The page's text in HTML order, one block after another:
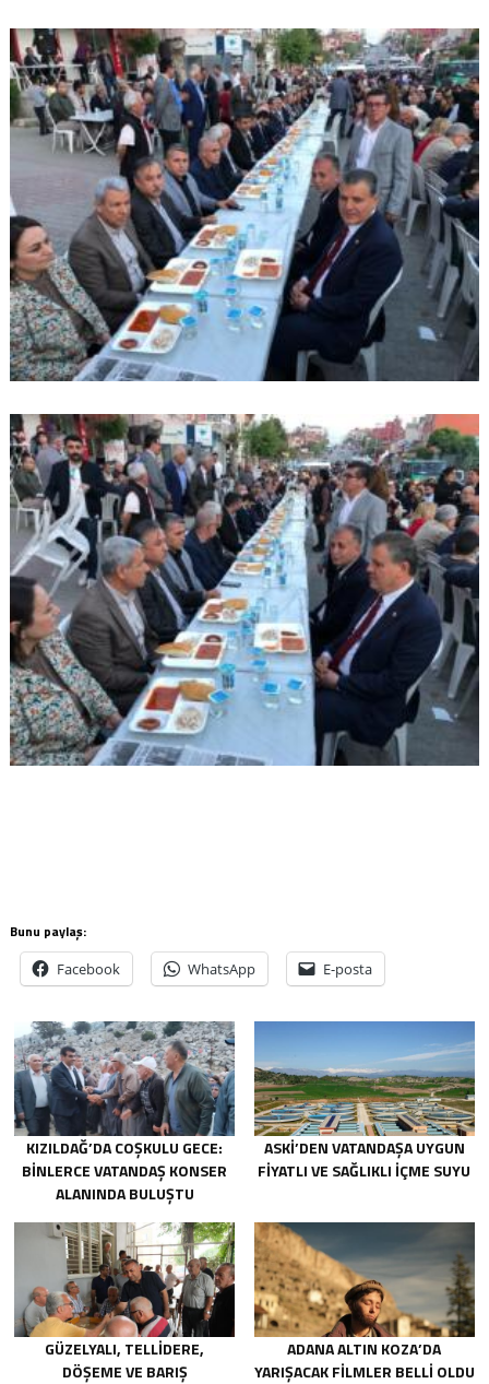
Bunu paylaş:
Facebook WhatsApp E-posta
KIZILDAĞ’DA COŞKULU GECE:
BINLERCE VATANDAŞ KONSER
ALANINDA BULUŞTU
ASKİ’DEN VATANDAŞA UYGUN
FIYATLI VE SAĞLIKLI IÇME SUYU
GÜZELYALI, TELLIDERE,
DÖŞEME VE BARIŞ
ADANA ALTIN KOZA’DA
YARIŞACAK FILMLER BELLI OLDU